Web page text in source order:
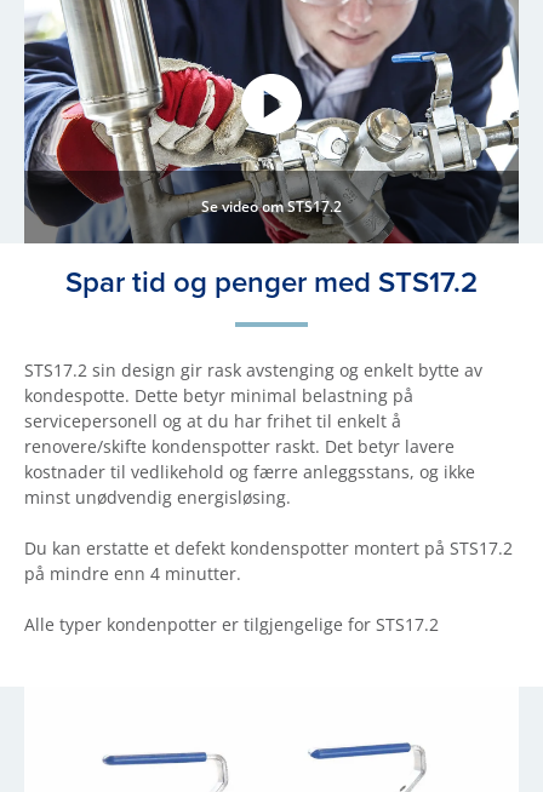
Se video om STS17.2
Spar tid og penger med STS17.2
STS17.2 sin design gir rask avstenging og enkelt bytte av
kondespotte. Dette betyr minimal belastning på
servicepersonell og at du har frihet til enkelt å
renovere/skifte kondenspotter raskt. Det betyr lavere
kostnader til vedlikehold og færre anleggsstans, og ikke
minst unødvendig energisløsing.
Du kan erstatte et defekt kondenspotter montert på STS17.2
på mindre enn 4 minutter.
Alle typer kondenpotter er tilgjengelige for STS17.2